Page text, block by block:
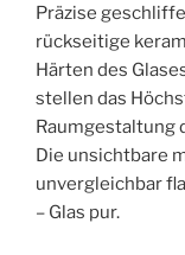
Präzise
rückseitige
Härten des
stellen das
Raumgestaltung
Die unsichtbare
unvergleichbar
– Glas pur.